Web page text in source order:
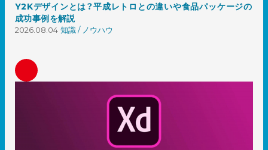
Y2Kデザインとは？平成レトロとの違いや食品パッケージの
成功事例を解説
2026.08.04 知識 / ノウハウ